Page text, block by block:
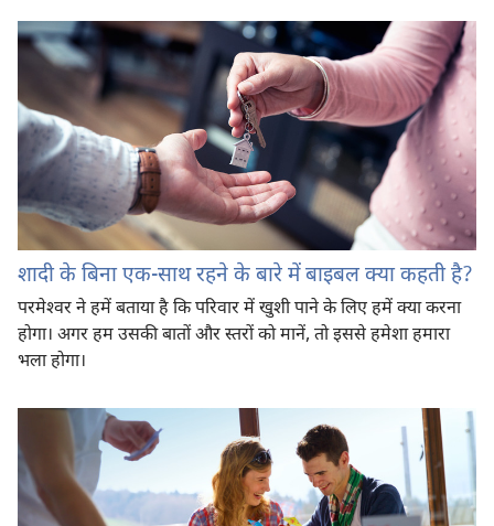
शादी के बिना एक-साथ रहने के बारे में बाइबल क्या कहती है?
परमेश्‍वर ने हमें बताया है कि परिवार में खुशी पाने के लिए हमें क्या करना
होगा। अगर हम उसकी बातों और स्तरों को मानें, तो इससे हमेशा हमारा
भला होगा।